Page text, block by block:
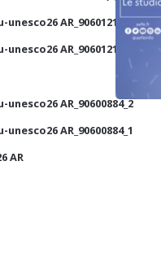
AR_90601210_1
AR_90601210_2
AR_90600884_2
AR_90600884_1
AR